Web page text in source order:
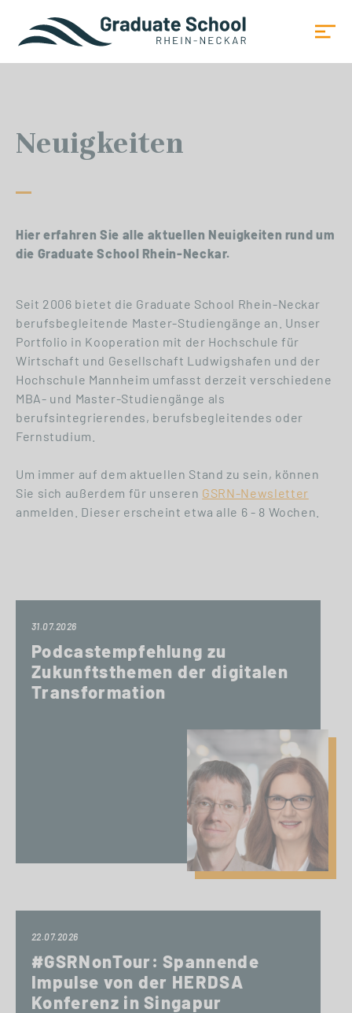
Neuigkeiten
Hier erfahren Sie alle aktuellen Neuigkeiten rund um
die Graduate School Rhein-Neckar.
Seit 2006 bietet die Graduate School Rhein-Neckar
berufsbegleitende Master-Studiengänge an. Unser
Portfolio in Kooperation mit der Hochschule für
Wirtschaft und Gesellschaft Ludwigshafen und der
Hochschule Mannheim umfasst derzeit verschiedene
MBA- und Master-Studiengänge als
berufsintegrierendes, berufsbegleitendes oder
Fernstudium.
Um immer auf dem aktuellen Stand zu sein, können
Sie sich außerdem für unseren GSRN-Newsletter
anmelden. Dieser erscheint etwa alle 6 - 8 Wochen.
31.07.2026
Podcastempfehlung zu
Zukunftsthemen der digitalen
Transformation
22.07.2026
#GSRNonTour: Spannende
Impulse von der HERDSA
Konferenz in Singapur